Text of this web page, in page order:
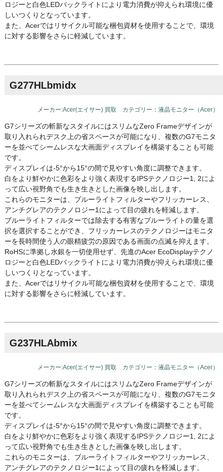
ロジーと白色LEDバックライトにより電力消費が抑えられ環境に優
しいつくりとなっています。
また、Acerではリサイクル可能な梱包資材を使用することで、環境
に対する影響をさらに軽減しています。
G277HLbmidx
メーカー:Acer(エイサー) 買取 カテゴリー：液晶モニター（Acer）
G7シリーズの斬新なスタイルにはスリムなZero Frameデザインが
取り入れられデスク上の省スペースが可能になり、複数のG7モニタ
ーを並べてシームレスな大画面ディスプレイを構築することも可能
です。
ディスプレイは-5°から15°の間で見やすい角度に調整できます。
白をより鮮やかに色彩をより強く表現するIPSテクノロジー1, 2によ
って広い視野角でも生き生きとした画像を映し出します。
これらのモニターは、ブルーライトフィルターやフリッカーレス、
アンチグレアのテクノロジー1によって目の疲れを軽減します。
ブルーライトフィルターでは除去する有害なブルーライトの量を選
択を選択することができ、フリッカーレスのテクノロジーはモニタ
ーを長時間使う人の眼精疲労の原因である画面の点滅を抑えます。
RoHSに準拠し水銀を一切使用せず、先進のAcer EcoDisplayテクノ
ロジーと白色LEDバックライトにより電力消費が抑えられ環境に優
しいつくりとなっています。
また、Acerではリサイクル可能な梱包資材を使用することで、環境
に対する影響をさらに軽減しています。
G237HLAbmix
メーカー:Acer(エイサー) 買取 カテゴリー：液晶モニター（Acer）
G7シリーズの斬新なスタイルにはスリムなZero Frameデザインが
取り入れられデスク上の省スペースが可能になり、複数のG7モニタ
ーを並べてシームレスな大画面ディスプレイを構築することも可能
です。
ディスプレイは-5°から15°の間で見やすい角度に調整できます。
白をより鮮やかに色彩をより強く表現するIPSテクノロジー1, 2によ
って広い視野角でも生き生きとした画像を映し出します。
これらのモニターは、ブルーライトフィルターやフリッカーレス、
アンチグレアのテクノロジー1によって目の疲れを軽減します。